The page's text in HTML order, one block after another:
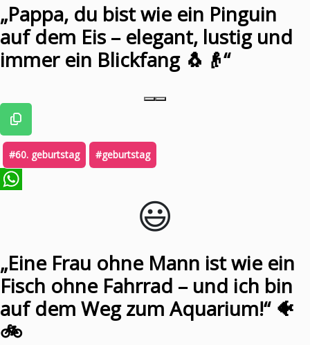
„Pappa, du bist wie ein Pinguin
auf dem Eis – elegant, lustig und
immer ein Blickfang 🐧👴“
#60. geburtstag #geburtstag
😃️
„Eine Frau ohne Mann ist wie ein
Fisch ohne Fahrrad – und ich bin
auf dem Weg zum Aquarium!“ 🐠
🚲